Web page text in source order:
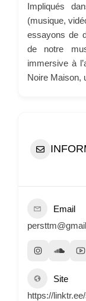
Impliqués
(musique,
essayons de
de notre
immersive à
Noire Maison,
Email
Site
https://